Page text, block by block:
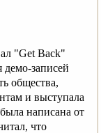
"Get Back"
общества,
и выступала
написана от
что